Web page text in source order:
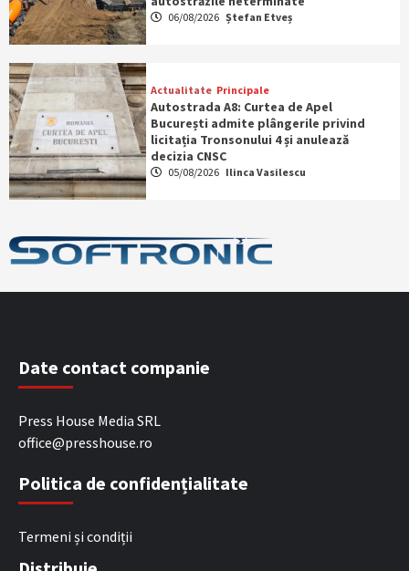
06/08/2026 Ștefan Etveș
Actualitate Principale
Autostrada A8: Curtea de Apel
București admite plângerile privind
licitația Tronsonului 4 și anulează
decizia CNSC
05/08/2026 Ilinca Vasilescu
Date contact companie
Press House Media SRL
office@presshouse.ro
Politica de confidențialitate
Termeni și condiții